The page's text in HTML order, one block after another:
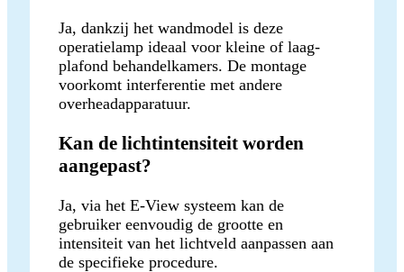
Ja, dankzij het wandmodel is deze
operatielamp ideaal voor kleine of laag-
plafond behandelkamers. De montage
voorkomt interferentie met andere
overheadapparatuur.
Kan de lichtintensiteit worden
aangepast?
Ja, via het E-View systeem kan de
gebruiker eenvoudig de grootte en
intensiteit van het lichtveld aanpassen aan
de specifieke procedure.